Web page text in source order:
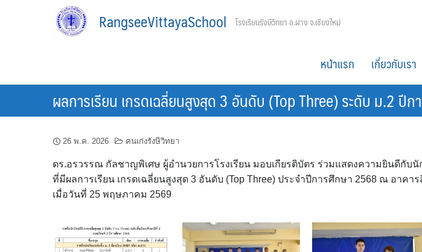
RangseeVittayaSchool โรงเรียนรังษีวิทยา อ.ฝาง จ.เชียงใหม่
หน้าแรก เกี่ยวกับเรา
ผลการเรียน เกรดเฉลี่ยนสูงสุด 3 อันดับ (Top Three) ระดับ ม.2 ปี
26 พ.ค. 2026 คนเก่งรังษีวิทยา
ดร.อรวรรณ กัลชาญพิเศษ ผู้อำนวยการโรงเรียน มอบเกียรติบัตร ร่วมแสดงความยินดีกับ
ที่มีผลการเรียน เกรดเฉลี่ยนสูงสุด 3 อันดับ (Top Three) ประจำปีการศึกษา 2568 ณ อาคา
เมื่อวันที่ 25 พฤษภาคม 2569